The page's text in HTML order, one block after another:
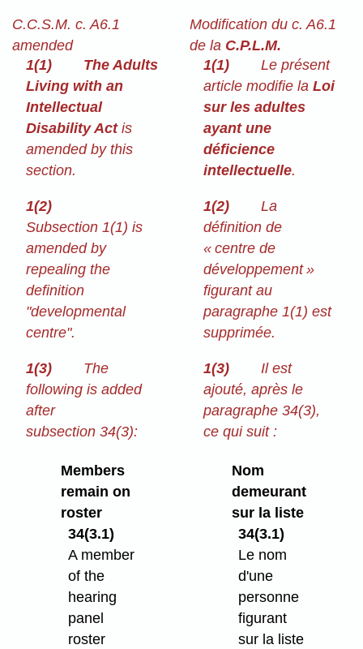
C.C.S.M. c. A6.1
amended
1(1)
The Adults
Living with an
Intellectual
Disability Actis
amended by this
section.
Modification du c. A6.1
de la C.P.L.M.
1(1)
Le présent
article modifie laLoi
sur les adultes
ayant une
déficience
intellectuelle.
1(2)
Subsection 1(1) is
amended by
repealing the
definition
"developmental
centre".
1(2)
La
définition de
« centre de
développement »
figurant au
paragraphe 1(1) est
supprimée.
1(3)
The
following is added
after
subsection 34(3):
1(3)
Il est
ajouté, après le
paragraphe 34(3),
ce qui suit :
Members
remain on
roster
34(3.1)
A member
of the
hearing
panel
roster
Nom
demeurant
sur la liste
34(3.1)
Le nom
d'une
personne
figurant
sur la liste